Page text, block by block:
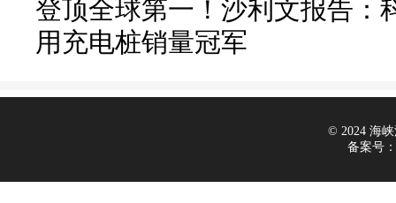
登顶全球第一！沙利文报告：
用充电桩销量冠军
© 2024 海峡
备案号：